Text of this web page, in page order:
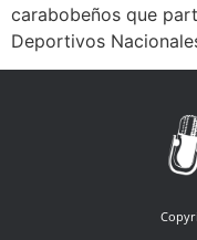
carabobeños que
Deportivos